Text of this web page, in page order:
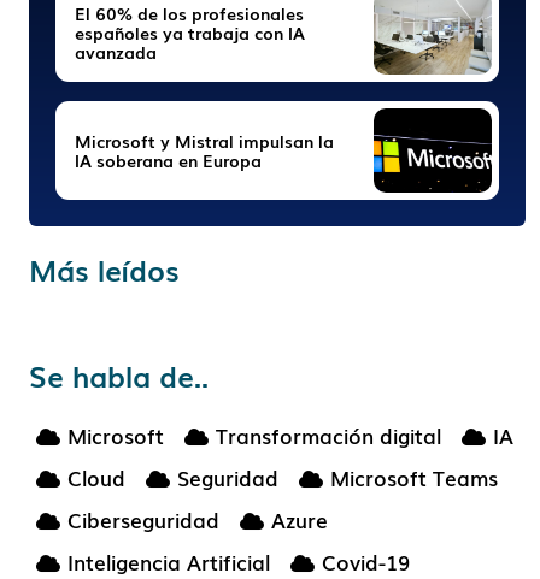
El 60% de los profesionales
españoles ya trabaja con IA
avanzada
Microsoft y Mistral impulsan la
IA soberana en Europa
Más leídos
Se habla de..
Microsoft Transformación digital
IA
Cloud
Seguridad
Microsoft Teams
Ciberseguridad
Azure
Inteligencia Artificial
Covid-19